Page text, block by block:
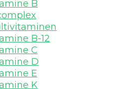
B
B-12
C
D
E
K